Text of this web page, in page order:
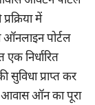
में
ऑनलाइन पोर्टल
निर्धारित
प्राप्त कर
आवास ऑन का पूरा